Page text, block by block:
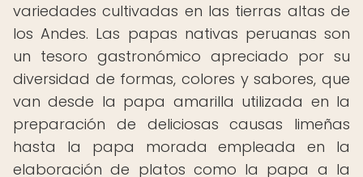
variedades cultivadas en las tierras altas de
los Andes. Las papas nativas peruanas son
un tesoro gastronómico apreciado por su
diversidad de formas, colores y sabores, que
van desde la papa amarilla utilizada en la
preparación de deliciosas causas limeñas
hasta la papa morada empleada en la
elaboración de platos como la papa a la